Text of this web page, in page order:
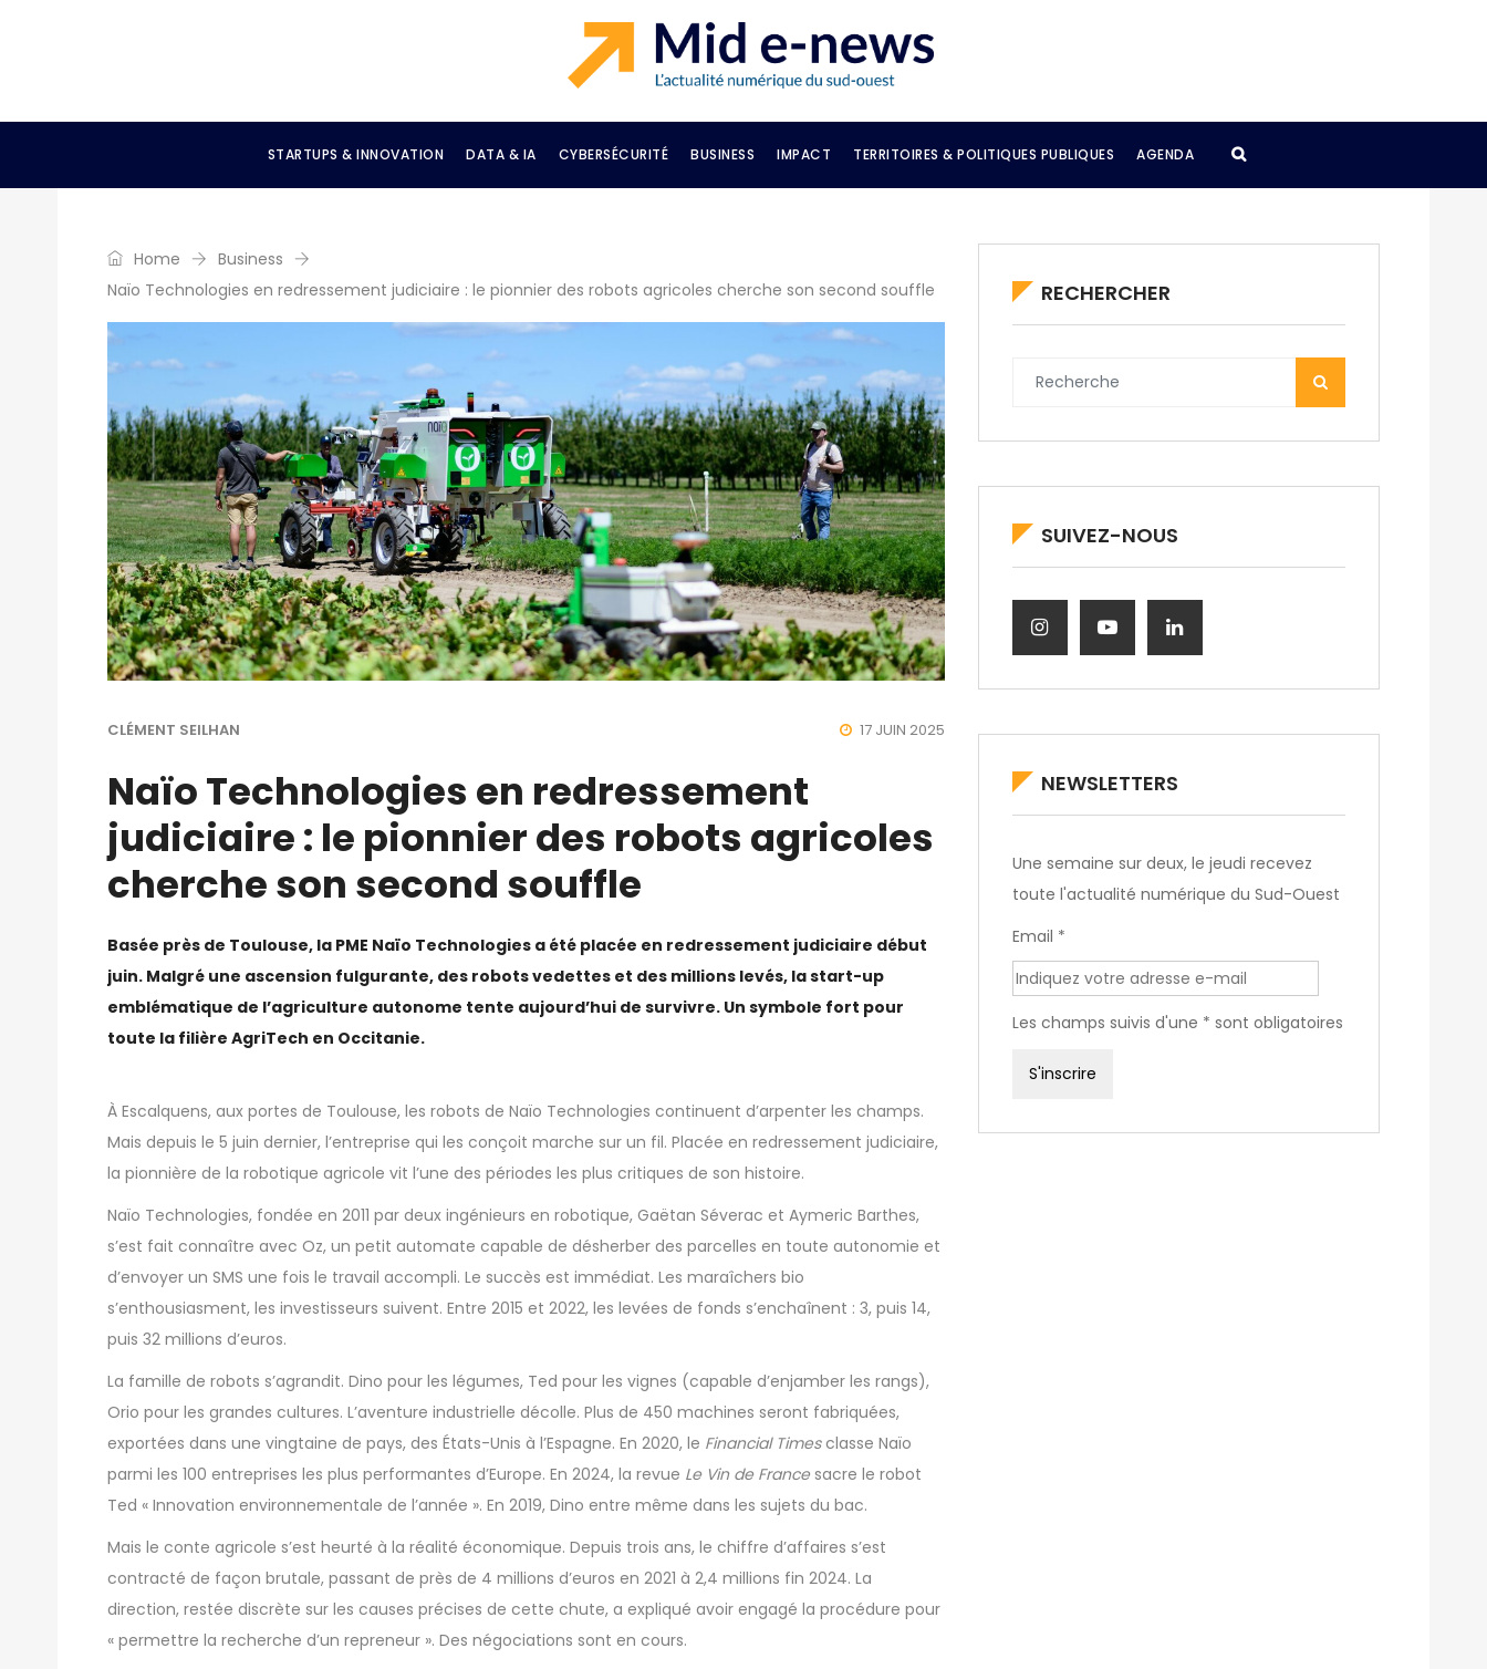
STARTUPS & INNOVATION DATA & IA CYBERSÉCURITÉ BUSINESS IMPACT TERRITOIRES & POLITIQUES PUBLIQUES AGENDA
Home
Business
Naïo Technologies en redressement judiciaire : le pionnier des robots agricoles cherche son second souffle
CLÉMENT SEILHAN 17 JUIN 2025
Naïo Technologies en redressement
judiciaire : le pionnier des robots agricoles
cherche son second souffle
Basée près de Toulouse, la PME Naïo Technologies a été placée en redressement judiciaire début
juin. Malgré une ascension fulgurante, des robots vedettes et des millions levés, la start-up
emblématique de l’agriculture autonome tente aujourd’hui de survivre. Un symbole fort pour
toute la filière AgriTech en Occitanie.
À Escalquens, aux portes de Toulouse, les robots de Naïo Technologies continuent d’arpenter les champs.
Mais depuis le 5 juin dernier, l’entreprise qui les conçoit marche sur un fil. Placée en redressement judiciaire,
la pionnière de la robotique agricole vit l’une des périodes les plus critiques de son histoire.
Naïo Technologies, fondée en 2011 par deux ingénieurs en robotique, Gaëtan Séverac et Aymeric Barthes,
s’est fait connaître avec Oz, un petit automate capable de désherber des parcelles en toute autonomie et
d’envoyer un SMS une fois le travail accompli. Le succès est immédiat. Les maraîchers bio
s’enthousiasment, les investisseurs suivent. Entre 2015 et 2022, les levées de fonds s’enchaînent : 3, puis 14,
puis 32 millions d’euros.
La famille de robots s’agrandit. Dino pour les légumes, Ted pour les vignes (capable d’enjamber les rangs),
Orio pour les grandes cultures. L’aventure industrielle décolle. Plus de 450 machines seront fabriquées,
exportées dans une vingtaine de pays, des États-Unis à l’Espagne. En 2020, le Financial Timesclasse Naïo
parmi les 100 entreprises les plus performantes d’Europe. En 2024, la revue Le Vin de Francesacre le robot
Ted « Innovation environnementale de l’année ». En 2019, Dino entre même dans les sujets du bac.
Mais le conte agricole s’est heurté à la réalité économique. Depuis trois ans, le chiffre d’affaires s’est
contracté de façon brutale, passant de près de 4 millions d’euros en 2021 à 2,4 millions fin 2024. La
direction, restée discrète sur les causes précises de cette chute, a expliqué avoir engagé la procédure pour
« permettre la recherche d’un repreneur ». Des négociations sont en cours.
RECHERCHER
SUIVEZ-NOUS
NEWSLETTERS
Une semaine sur deux, le jeudi recevez
toute l'actualité numérique du Sud-Ouest
Email *
Les champs suivis d'une * sont obligatoires